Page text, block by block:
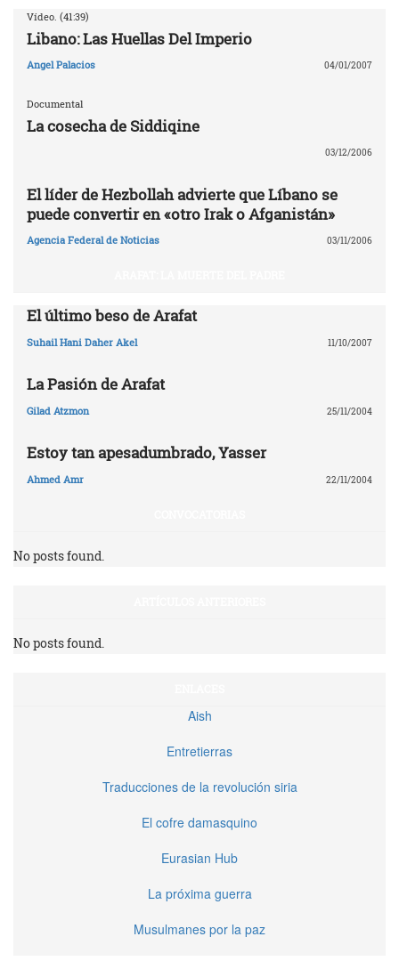
Vídeo. (41:39)
Libano: Las Huellas Del Imperio
Angel Palacios 04/01/2007
Documental
La cosecha de Siddiqine
03/12/2006
El líder de Hezbollah advierte que Líbano se
puede convertir en «otro Irak o Afganistán»
Agencia Federal de Noticias 03/11/2006
El último beso de Arafat
Suhail Hani Daher Akel 11/10/2007
La Pasión de Arafat
Gilad Atzmon 25/11/2004
Estoy tan apesadumbrado, Yasser
Ahmed Amr 22/11/2004
No posts found.
No posts found.
Aish
Entretierras
Traducciones de la revolución siria
El cofre damasquino
Eurasian Hub
La próxima guerra
Musulmanes por la paz